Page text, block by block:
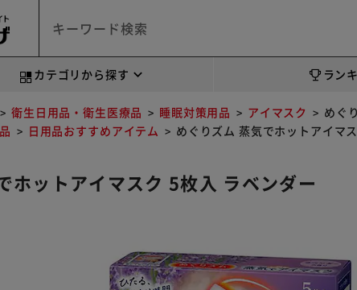
カテゴリから探す ラン
衛生日用品・衛生医療品 睡眠対策用品 アイマスク
めぐ
日用品おすすめアイテム めぐりズム 蒸気でホットアイマ
ホットアイマスク 5枚入 ラベンダー